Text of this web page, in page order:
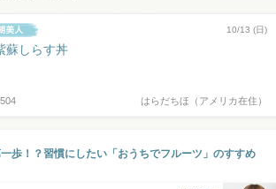
10/13 (日)
蘇しらす丼
はらだちほ（アメリカ在住）
歩！？習慣にしたい「おうちでフルーツ」のすすめ